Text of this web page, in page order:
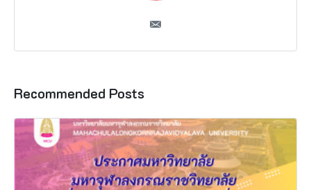
Recommended Posts